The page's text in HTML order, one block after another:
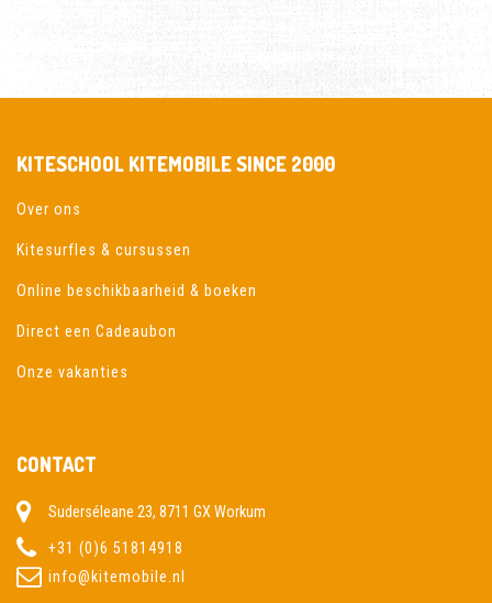
KITESCHOOL KITEMOBILE SINCE 2000
Over ons
Kitesurfles & cursussen
Online beschikbaarheid & boeken
Direct een Cadeaubon
Onze vakanties
CONTACT
Suderséleane 23, 8711 GX Workum
+31 (0)6 51814918
info@kitemobile.nl